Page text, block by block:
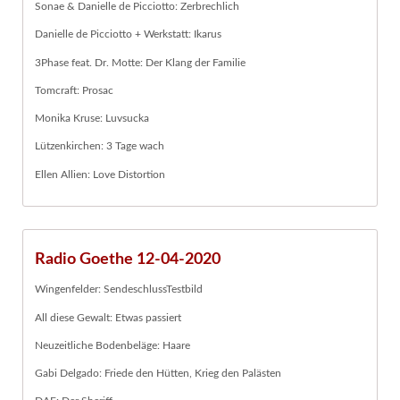
Sonae & Danielle de Picciotto: Zerbrechlich
Danielle de Picciotto + Werkstatt: Ikarus
3Phase feat. Dr. Motte: Der Klang der Familie
Tomcraft: Prosac
Monika Kruse: Luvsucka
Lützenkirchen: 3 Tage wach
Ellen Allien: Love Distortion
Radio Goethe 12-04-2020
Wingenfelder: SendeschlussTestbild
All diese Gewalt: Etwas passiert
Neuzeitliche Bodenbeläge: Haare
Gabi Delgado: Friede den Hütten, Krieg den Palästen